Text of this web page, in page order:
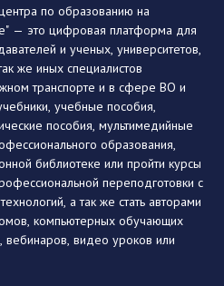
по образованию на
— это цифровая платформа для
и ученых, университетов,
же иных специалистов
транспорте и в сфере ВО и
учебные пособия,
пособия, мультимедийные
образования,
библиотеке или пройти курсы
переподготовки с
а так же стать авторами
компьютерных обучающих
видео уроков или